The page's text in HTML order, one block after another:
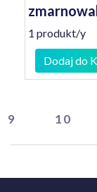
1 produkt/y
Dodaj do
9 10